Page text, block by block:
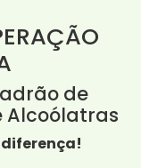
de
Alcoólatras